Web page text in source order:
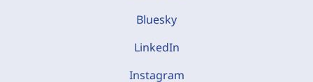
Bluesky
LinkedIn
Instagram